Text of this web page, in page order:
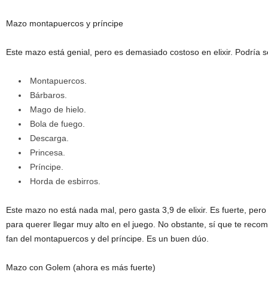
Mazo montapuercos y príncipe
Este mazo está genial, pero es demasiado costoso en elixir. Podría
Montapuercos.
Bárbaros.
Mago de hielo.
Bola de fuego.
Descarga.
Princesa.
Príncipe.
Horda de esbirros.
Este mazo no está nada mal, pero gasta 3,9 de elixir. Es fuerte,
para querer llegar muy alto en el juego. No obstante, sí que te
fan del montapuercos y del príncipe. Es un buen dúo.
Mazo con Golem (ahora es más fuerte)